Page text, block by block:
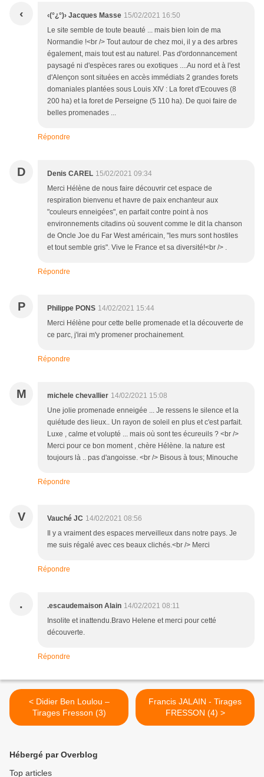
‹ ‹(°¿°)› Jacques Masse 15/02/2021 16:50
Le site semble de toute beauté ... mais bien loin de ma
Normandie !<br /> Tout autour de chez moi, il y a des arbres
également, mais tout est au naturel. Pas d'ordonnancement
paysagé ni d'espèces rares ou exotiques ....Au nord et à l'est
d'Alençon sont situées en accès immédiats 2 grandes forets
domaniales plantées sous Louis XIV : La foret d'Ecouves (8
200 ha) et la foret de Perseigne (5 110 ha). De quoi faire de
belles promenades ...
Répondre
D Denis CAREL 15/02/2021 09:34
Merci Hélène de nous faire découvrir cet espace de
respiration bienvenu et havre de paix enchanteur aux
"couleurs enneigées", en parfait contre point à nos
environnements citadins où souvent comme le dit la chanson
de Oncle Joe du Far West américain, "les murs sont hostiles
et tout semble gris". Vive le France et sa diversité!<br /> .
Répondre
P Philippe PONS 14/02/2021 15:44
Merci Hélène pour cette belle promenade et la découverte de
ce parc, j'irai m'y promener prochainement.
Répondre
M michele chevallier 14/02/2021 15:08
Une jolie promenade enneigée ... Je ressens le silence et la
quiétude des lieux.. Un rayon de soleil en plus et c'est parfait.
Luxe , calme et volupté ... mais où sont tes écureuils ? <br />
Merci pour ce bon moment , chère Hélène. la nature est
toujours là .. pas d'angoisse. <br /> Bisous à tous; Minouche
Répondre
V Vauché JC 14/02/2021 08:56
Il y a vraiment des espaces merveilleux dans notre pays. Je
me suis régalé avec ces beaux clichés.<br /> Merci
Répondre
. .escaudemaison Alain 14/02/2021 08:11
Insolite et inattendu.Bravo Helene et merci pour cetté
découverte.
Répondre
< Didier Ben Loulou –
Tirages Fresson (3)
Francis JALAIN - Tirages
FRESSON (4) >
Hébergé par Overblog
Top articles